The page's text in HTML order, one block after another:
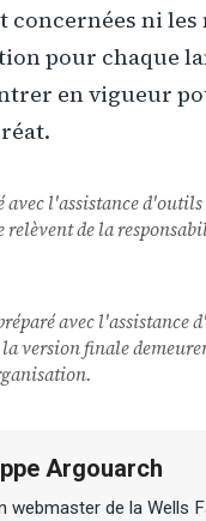
concernées ni les
pour chaque
en vigueur
avec l'assistance
de la
avec
version finale
Argouarch
webmaster de la Wells